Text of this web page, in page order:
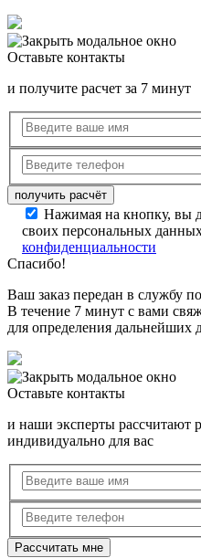
Оставьте контакты
и получите расчет за 7 минут
Нажимая на кнопку, вы
своих персональных
конфиденциальности
Спасибо!
Ваш заказ передан в службу
В течение 7 минут с вами
для определения дальнейших
Оставьте контакты
и наши эксперты рассчитают
индивидуально для вас